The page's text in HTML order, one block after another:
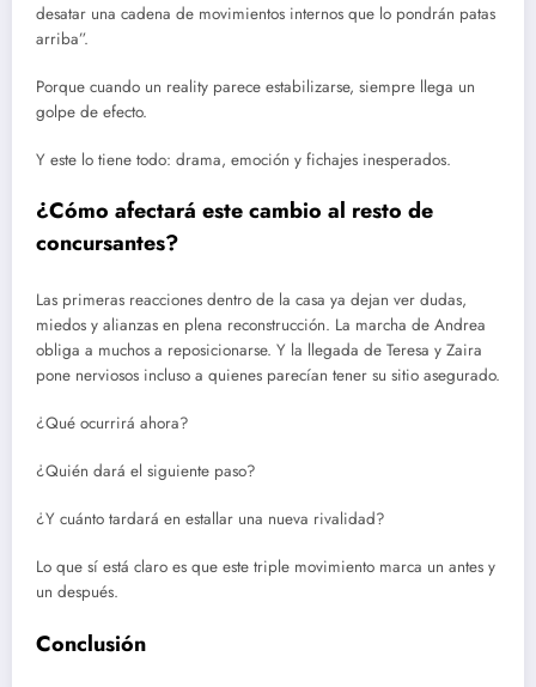
desatar una cadena de movimientos internos que lo pondrán patas
arriba”.
Porque cuando un reality parece estabilizarse, siempre llega un
golpe de efecto.
Y este lo tiene todo: drama, emoción y fichajes inesperados.
¿Cómo afectará este cambio al resto de
concursantes?
Las primeras reacciones dentro de la casa ya dejan ver dudas,
miedos y alianzas en plena reconstrucción. La marcha de Andrea
obliga a muchos a reposicionarse. Y la llegada de Teresa y Zaira
pone nerviosos incluso a quienes parecían tener su sitio asegurado.
¿Qué ocurrirá ahora?
¿Quién dará el siguiente paso?
¿Y cuánto tardará en estallar una nueva rivalidad?
Lo que sí está claro es que este triple movimiento marca un antes y
un después.
Conclusión